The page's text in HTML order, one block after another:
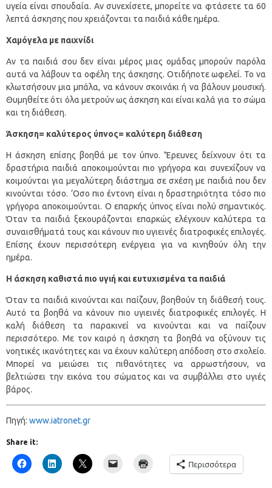
υγεία είναι σπουδαία. Αν συνεχίσετε, μπορείτε να φτάσετε τα 60
λεπτά άσκησης που χρειάζονται τα παιδιά κάθε ημέρα.
Χαμόγελα με παιχνίδι
Αν τα παιδιά σου δεν είναι μέρος μιας ομάδας μπορούν παρόλα
αυτά να λάβουν τα οφέλη της άσκησης. Οτιδήποτε ωφελεί. Το να
κλωτσήσουν μια μπάλα, να κάνουν σκοινάκι ή να βάλουν μουσική.
Θυμηθείτε ότι όλα μετρούν ως άσκηση και είναι καλά για το σώμα
και τη διάθεση.
Άσκηση= καλύτερος ύπνος= καλύτερη διάθεση
Η άσκηση επίσης βοηθά με τον ύπνο. ‘Έρευνες δείχνουν ότι τα
δραστήρια παιδιά αποκοιμούνται πιο γρήγορα και συνεχίζουν να
κοιμούνται για μεγαλύτερη διάστημα σε σχέση με παιδιά που δεν
κινούνται τόσο. ‘Οσο πιο έντονη είναι η δραστηριότητα τόσο πιο
γρήγορα αποκοιμούνται. Ο επαρκής ύπνος είναι πολύ σημαντικός.
Όταν τα παιδιά ξεκουράζονται επαρκώς ελέγχουν καλύτερα τα
συναισθήματά τους και κάνουν πιο υγιεινές διατροφικές επιλογές.
Επίσης έχουν περισσότερη ενέργεια για να κινηθούν όλη την
ημέρα.
Η άσκηση καθιστά πιο υγιή και ευτυχισμένα τα παιδιά
Όταν τα παιδιά κινούνται και παίζουν, βοηθούν τη διάθεσή τους.
Αυτό τα βοηθά να κάνουν πιο υγιεινές διατροφικές επιλογές. Η
καλή διάθεση τα παρακινεί να κινούνται και να παίζουν
περισσότερο. Με τον καιρό η άσκηση τα βοηθά να οξύνουν τις
νοητικές ικανότητες και να έχουν καλύτερη απόδοση στο σχολείο.
Μπορεί να μειώσει τις πιθανότητες να αρρωστήσουν, να
βελτιώσει την εικόνα του σώματος και να συμβάλλει στο υγιές
βάρος.
Πηγή: www.iatronet.gr
Share it:
Περισσότερα